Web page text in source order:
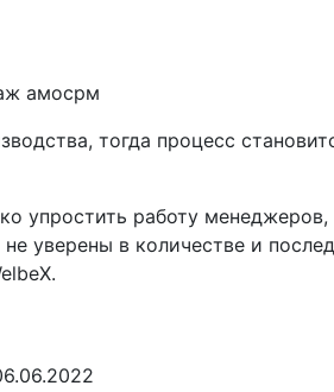
тогда процесс
упростить работу
уверены в количестве и